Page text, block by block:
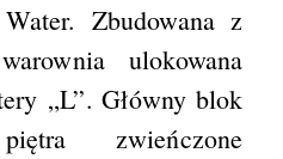
Zbudowana z
ulokowana
„L”. Główny blok
zwieńczone